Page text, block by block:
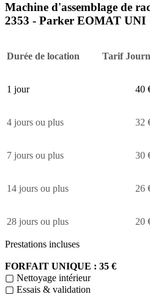
Machine d'assemblage de
2353 - Parker EOMAT UNI
Durée de location Tarif
1 jour 40
4 jours ou plus 32
7 jours ou plus 30
14 jours ou plus 26
28 jours ou plus 20
Prestations incluses
FORFAIT UNIQUE : 35 €
▢ Nettoyage intérieur
▢ Essais & validation